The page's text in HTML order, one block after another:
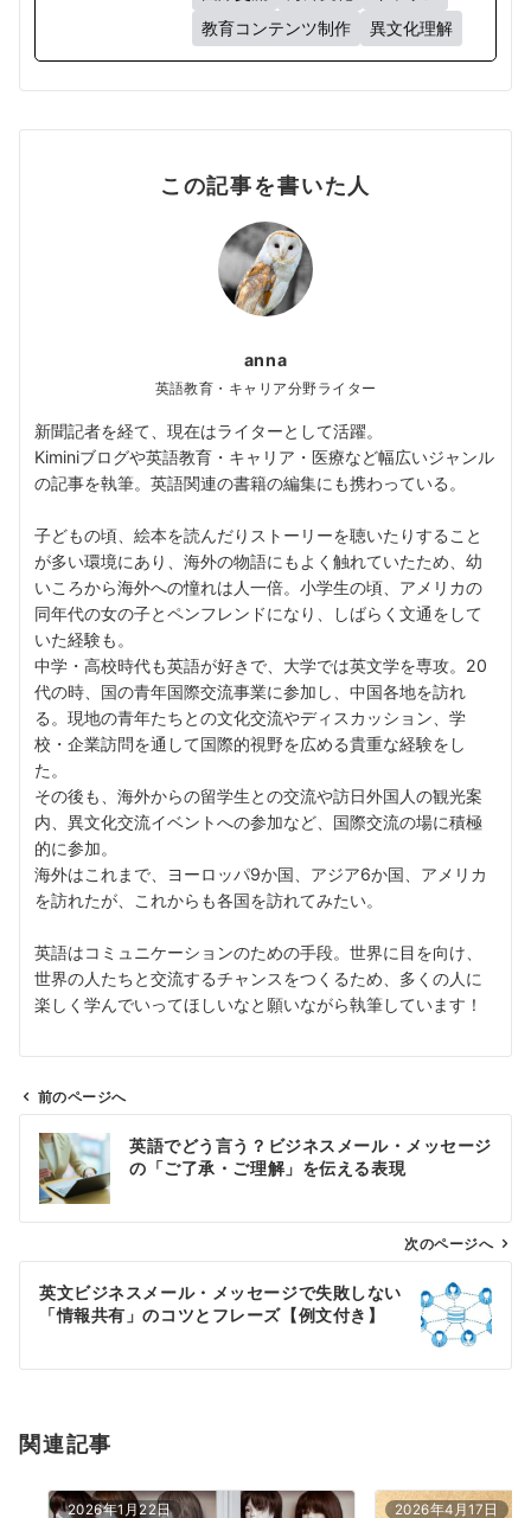
教育コンテンツ制作
異文化理解
この記事を書いた人
anna
英語教育・キャリア分野ライター
新聞記者を経て、現在はライターとして活躍。
Kiminiブログや英語教育・キャリア・医療など幅広いジャンル
の記事を執筆。英語関連の書籍の編集にも携わっている。
子どもの頃、絵本を読んだりストーリーを聴いたりすること
が多い環境にあり、海外の物語にもよく触れていたため、幼
いころから海外への憧れは人一倍。小学生の頃、アメリカの
同年代の女の子とペンフレンドになり、しばらく文通をして
いた経験も。
中学・高校時代も英語が好きで、大学では英文学を専攻。20
代の時、国の青年国際交流事業に参加し、中国各地を訪れ
る。現地の青年たちとの文化交流やディスカッション、学
校・企業訪問を通して国際的視野を広める貴重な経験をし
た。
その後も、海外からの留学生との交流や訪日外国人の観光案
内、異文化交流イベントへの参加など、国際交流の場に積極
的に参加。
海外はこれまで、ヨーロッパ9か国、アジア6か国、アメリカ
を訪れたが、これからも各国を訪れてみたい。
英語はコミュニケーションのための手段。世界に目を向け、
世界の人たちと交流するチャンスをつくるため、多くの人に
楽しく学んでいってほしいなと願いながら執筆しています！
ン
前のページへ
英語でどう言う？ビジネスメール・メッセージ
の「ご了承・ご理解」を伝える表現
次のページへ
英文ビジネスメール・メッセージで失敗しない
「情報共有」のコツとフレーズ【例文付き】
関連記事
2026年1月22日 2026年4月17日